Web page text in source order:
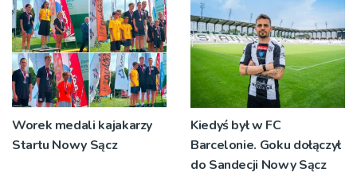
Worek medali kajakarzy
Startu Nowy Sącz
Kiedyś był w FC
Barcelonie. Goku dołączył
do Sandecji Nowy Sącz